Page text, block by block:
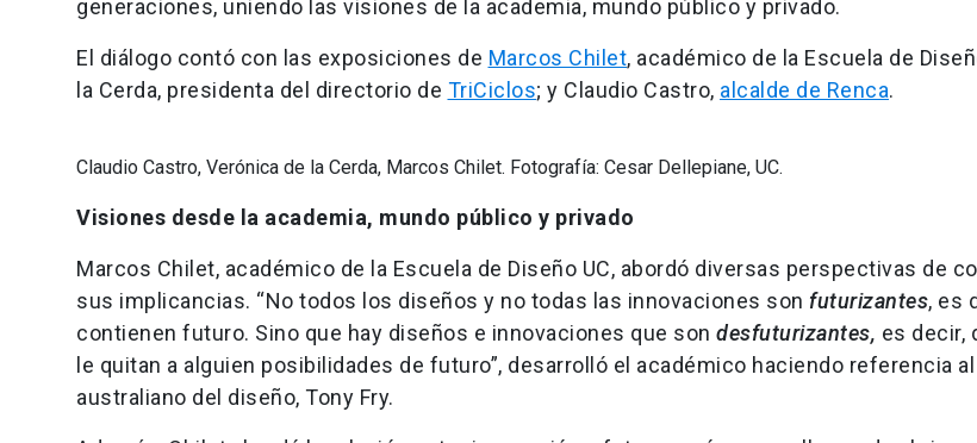
generaciones, uniendo las visiones de la academia, mundo público y privado.
El diálogo contó con las exposiciones de Marcos Chilet, académico de la Escuela de
la Cerda, presidenta del directorio de TriCiclos; y Claudio Castro, alcalde de Renca.
Claudio Castro, Verónica de la Cerda, Marcos Chilet. Fotografía: Cesar Dellepiane, UC.
Visiones desde la academia, mundo público y privado
Marcos Chilet, académico de la Escuela de Diseño UC, abordó diversas perspectivas de
sus implicancias. “No todos los diseños y no todas las innovaciones son futurizantes, es
contienen futuro. Sino que hay diseños e innovaciones que son desfuturizantes, es decir,
le quitan a alguien posibilidades de futuro”, desarrolló el académico haciendo referencia
australiano del diseño, Tony Fry.